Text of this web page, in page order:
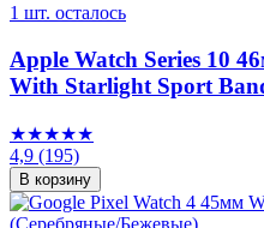
1 шт. осталось
Apple Watch Series 10
With Starlight Sport
★★★★★
4,9 (195)
В корзину